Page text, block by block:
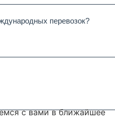
перевозок?
с вами в ближайшее